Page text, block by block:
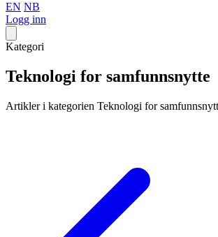
EN NB
Logg inn
Kategori
Teknologi for samfunnsnytte
Artikler i kategorien Teknologi for